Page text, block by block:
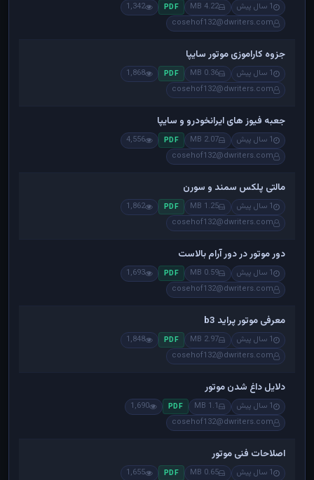
1 سال پیش 4.22 MB
PDF
1,342
cosehof132@dwriters.com
جزوه کاراموزی موتور سایپا
1 سال پیش 0.36 MB
PDF
1,868
cosehof132@dwriters.com
جعبه فیوز های ایرانخودرو و سایپا
1 سال پیش 2.07 MB
PDF
4,556
cosehof132@dwriters.com
مالتی پلکس سمند و سورن
1 سال پیش 1.25 MB
PDF
1,862
cosehof132@dwriters.com
دور موتور در دور آرام بالاست
1 سال پیش 0.59 MB
PDF
1,693
cosehof132@dwriters.com
معرفی موتور پراید b3
1 سال پیش 2.97 MB
PDF
1,848
cosehof132@dwriters.com
دلایل داغ شدن موتور
1 سال پیش 1.1 MB
PDF
1,690
cosehof132@dwriters.com
اصلاحات فنی موتور
1 سال پیش 0.65 MB
PDF
1,655